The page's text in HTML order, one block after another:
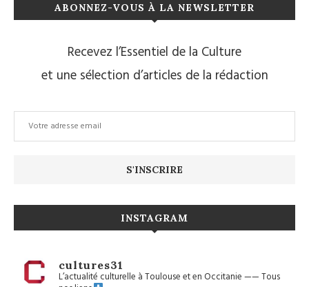
ABONNEZ-VOUS À LA NEWSLETTER
Recevez l’Essentiel de la Culture
et une sélection d’articles de la rédaction
INSTAGRAM
cultures31
L’actualité culturelle à Toulouse et en Occitanie——Tous